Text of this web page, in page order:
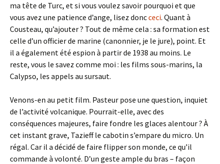
ma tête de Turc, et si vous voulez savoir pourquoi et que
vous avez une patience d’ange, lisez doncceci. Quant à
Cousteau, qu’ajouter ? Tout de même cela : sa formation est
celle d’un officier de marine (canonnier, je le jure), point. Et
il a également été espion à partir de 1938 au moins. Le
reste, vous le savez comme moi : les films sous-marins, la
Calypso, les appels au sursaut.
Venons-en au petit film. Pasteur pose une question, inquiet
de l’activité volcanique. Pourrait-elle, avec des
conséquences majeures, faire fondre les glaces alentour ? À
cet instant grave, Tazieff le cabotin s’empare du micro. Un
régal. Car il a décidé de faire flipper son monde, ce qu’il
commande à volonté. D’un geste ample du bras – façon